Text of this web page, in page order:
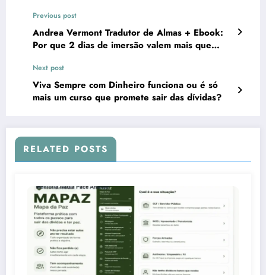
Previous post
Andrea Vermont Tradutor de Almas + Ebook:
Por que 2 dias de imersão valem mais que
Next post
Viva Sempre com Dinheiro funciona ou é só
mais um curso que promete sair das dívidas?
RELATED POSTS